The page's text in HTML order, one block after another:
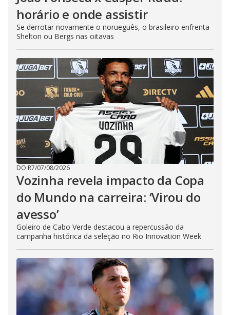
horário e onde assistir
Se derrotar novamente o norueguês, o brasileiro enfrenta
Shelton ou Bergs nas oitavas
DO R7/07/08/2026
Vozinha revela impacto da Copa
do Mundo na carreira: ‘Virou do
avesso’
Goleiro de Cabo Verde destacou a repercussão da
campanha histórica da seleção no Rio Innovation Week